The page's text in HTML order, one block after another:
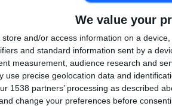
We value your
store and/or access information on a
and standard information sent by a
measurement, audience research and
use precise geolocation data and
1538 partners’ processing as described
change your preferences before